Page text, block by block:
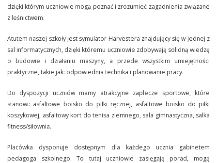
dzięki którym uczniowie mogą poznać i zrozumieć zagadnienia związane
z leśnictwem.
Atutem naszej szkoły jest symulator Harvestera znajdujący się w jednej z
sal informatycznych, dzięki któremu uczniowie zdobywają solidną wiedzę
o budowie i działaniu maszyny, a przede wszystkim umiejętności
praktyczne, takie jak: odpowiednia technika i planowanie pracy.
Do dyspozycji uczniów mamy atrakcyjne zaplecze sportowe, które
stanowi: asfaltowe boisko do piłki ręcznej, asfaltowe boisko do piłki
koszykowej, asfaltowy kort do tenisa ziemnego, sala gimnastyczna, salka
fitness/siłownia.
Placówka dysponuje dostępnym dla każdego ucznia gabinetem
pedagoga szkolnego. To tutaj uczniowie zasięgają porad, mogą